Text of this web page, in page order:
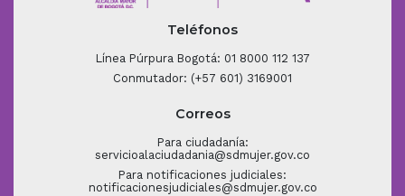
Teléfonos
Línea Púrpura Bogotá: 01 8000 112 137
Conmutador: (+57 601) 3169001
Correos
Para ciudadanía:
servicioalaciudadania@sdmujer.gov.co
Para notificaciones judiciales:
notificacionesjudiciales@sdmujer.gov.co